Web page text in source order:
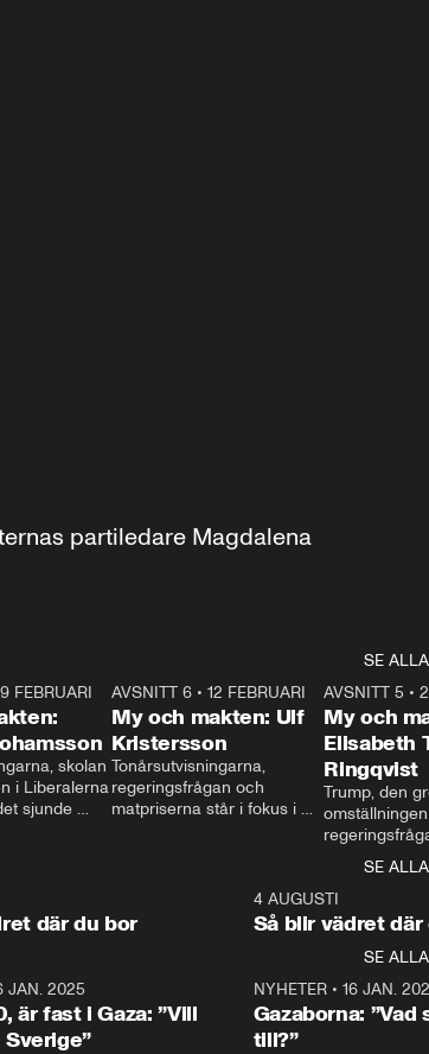
partiledare Magdalena
SE ALLA
24:30
FEBRUARI
skolan
i Liberalerna
sjunde
svars.
27:30
AVSNITT 6 •12 FEBRUARI
My och makten: Ulf
Kristersson
Tonårsutvisningarna,
regeringsfrågan och
matpriserna står i fokus i
Rohwedder ställer
statsminister Ulf Kristersson
AVSNITT 5 •
My och
Elisabeth
Ringqvist
Trump, den
centrum i
avsnittet av
Makten”. Se
Aftonbladets
Rohwedder
Thand Ring
SE ALLA
där du bor
4 AUGUSTI
Så blir vädret där
SE ALLA
JAN. 2025
är fast i Gaza: ”Vill
NYHETER• 16 JAN.
Gazaborna:
till?”